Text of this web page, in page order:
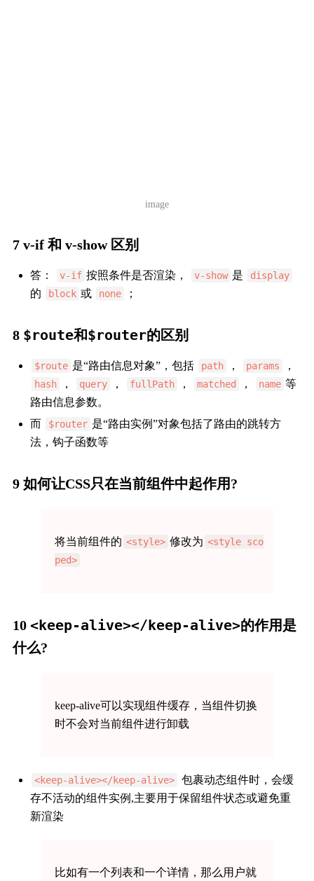
image
7 v-if 和 v-show 区别
答： v-if 按照条件是否渲染， v-show 是 display
的 block 或 none ；
8 $route和$router的区别
$route 是“路由信息对象”，包括 path ， params ，
hash ， query ， fullPath ， matched ， name 等
路由信息参数。
而
$router 是“路由实例”对象包括了路由的跳转方
法，钩子函数等
9 如何让CSS只在当前组件中起作用?
将当前组件的 <style> 修改为 <style sco
ped>
10 <keep-alive></keep-alive>的作用是
什么?
keep-alive可以实现组件缓存，当组件切换
时不会对当前组件进行卸载
<keep-alive></keep-alive>
包裹动态组件时，会缓
存不活动的组件实例,主要用于保留组件状态或避免重
新渲染
比如有一个列表和一个详情，那么用户就